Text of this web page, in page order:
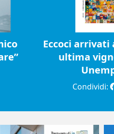
Eccoci arrivati
ultima
Condividi: